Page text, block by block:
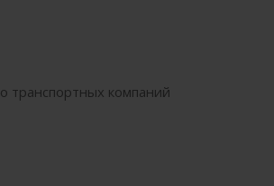
транспортных компаний